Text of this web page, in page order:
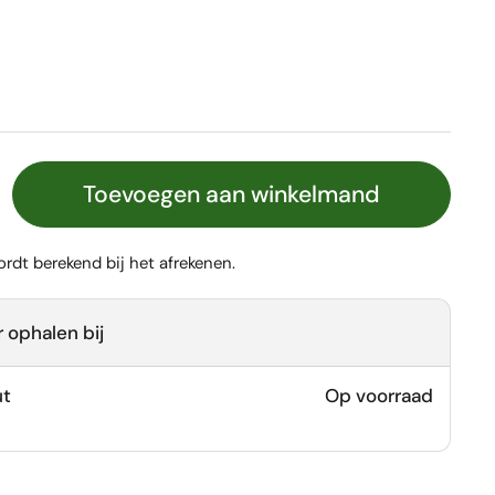
Toevoegen aan winkelmand
berekend bij het afrekenen.
ophalen bij
Op voorraad